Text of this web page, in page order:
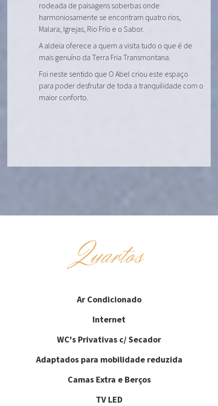
rodeada de paisagens soberbas onde
harmoniosamente se encontram quatro rios,
Malara, Igrejas, Rio Frio e o Sabor.
A aldeia oferece a quem a visita tudo o que é de
mais genuíno da Terra Fria Transmontana.
Foi neste sentido que O Abel criou este espaço
para poder desfrutar de toda a tranquilidade com o
maior conforto.
Quartos
Ar Condicionado
Internet
WC's Privativas c/ Secador
Adaptados para mobilidade reduzida
Camas Extra e Berços
TV LED